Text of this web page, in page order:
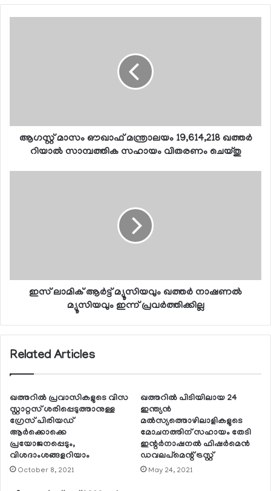
ആഗസ്റ്റ് മാസം ഔഖാഫ് മന്ത്രാലയം 19,614,218 ഖത്തര്‍
റിയാല്‍ സാമ്പത്തിക സഹായം വിതരണം ചെയ്തു
ഇസ് ലാമിക് ആര്‍ട്ട് മ്യൂസിയവും ഖത്തര്‍ നാഷണല്‍
മ്യൂസിയവും ഇന്ന് പ്രവര്‍ത്തിക്കില്ല
Related Articles
ഖത്തറില്‍ പ്രവാസികളുടെ വിസ
സ്റ്റാറ്റസ് ശരിപ്പെടുത്താനുള്ള
ഗ്രേസ് പിരിയഡ്
ആര്‍ക്കൊക്കെ
പ്രയോജനപ്പെടും,
വിശദാംശങ്ങളറിയാം
October 8, 2021
ഖത്തറില്‍ പിടിയിലായ 24
ഇന്ത്യന്‍
മല്‍സ്യത്തൊഴിലാളികളുടെ
മോചനത്തിന് സഹായം തേടി
ഇന്റര്‍നാഷനല്‍ ഫിഷര്‍മെന്‍
ഡവലപ്‌മെന്റ് ട്രസ്റ്റ്
May 24, 2021